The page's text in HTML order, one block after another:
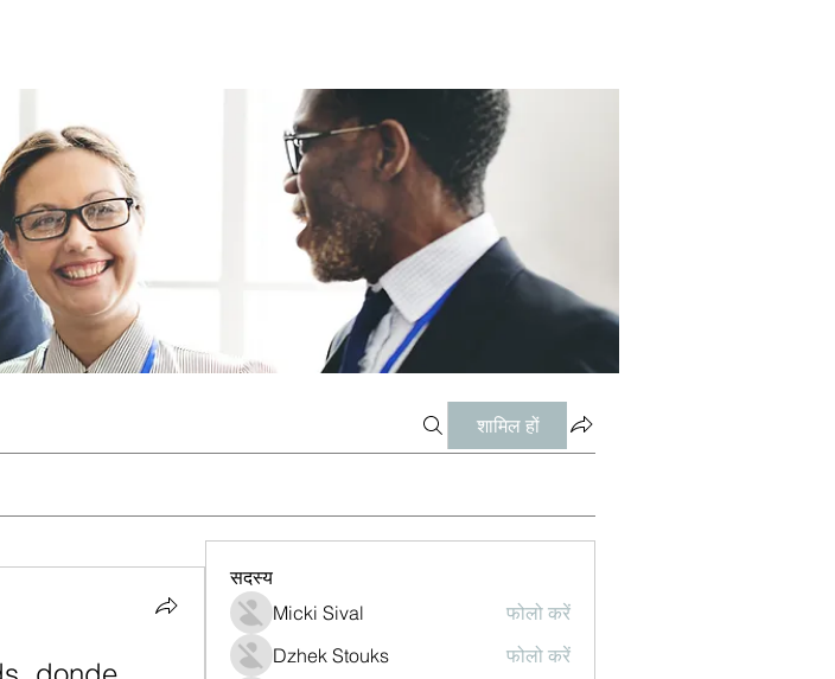
शामिल हों
सदस्य
Micki Sival
फोलो करें
Dzhek Stouks
फोलो करें